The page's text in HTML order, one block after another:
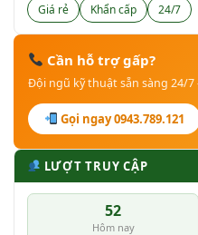
Giá rẻ
Khẩn cấp 24/7
Cần hỗ trợ gấp?
Đội ngũ kỹ thuật sẵn sàng 24/
Gọi ngay 0943.789.121
LƯỢT TRUY CẬP
52
Hôm nay